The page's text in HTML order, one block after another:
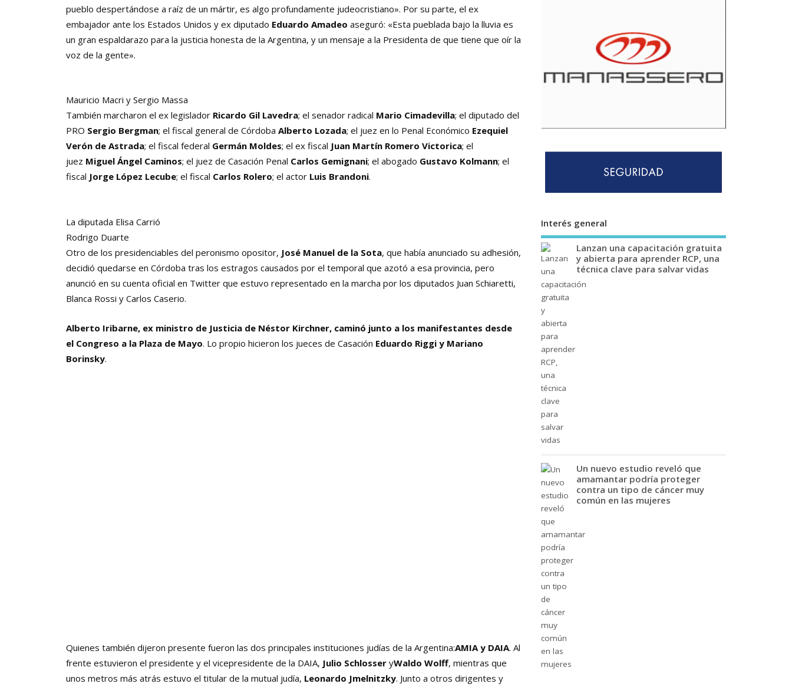
pueblo despertándose a raíz de un mártir, es algo profundamente judeocristiano». Por su parte, el ex
embajador ante los Estados Unidos y ex diputado Eduardo Amadeo aseguró: «Esta pueblada bajo la lluvia es
un gran espaldarazo para la justicia honesta de la Argentina, y un mensaje a la Presidenta de que tiene que oír la
voz de la gente».
Mauricio Macri y Sergio Massa
También marcharon el ex legislador Ricardo Gil Lavedra; el senador radical Mario Cimadevilla; el diputado del
PRO Sergio Bergman; el fiscal general de Córdoba Alberto Lozada; el juez en lo Penal Económico Ezequiel
Verón de Astrada; el fiscal federal Germán Moldes; el ex fiscal Juan Martín Romero Victorica; el
juez Miguel Ángel Caminos; el juez de Casación Penal Carlos Gemignani; el abogado Gustavo Kolmann; el
fiscal Jorge López Lecube; el fiscal Carlos Rolero; el actor Luis Brandoni.
La diputada Elisa Carrió
Rodrigo Duarte
Otro de los presidenciables del peronismo opositor, José Manuel de la Sota, que había anunciado su adhesión,
decidió quedarse en Córdoba tras los estragos causados por el temporal que azotó a esa provincia, pero
anunció en su cuenta oficial en Twitter que estuvo representado en la marcha por los diputados Juan Schiaretti,
Blanca Rossi y Carlos Caserio.
Alberto Iribarne, ex ministro de Justicia de Néstor Kirchner, caminó junto a los manifestantes desde
el Congreso a la Plaza de Mayo. Lo propio hicieron los jueces de Casación Eduardo Riggi y Mariano
Borinsky.
Quienes también dijeron presente fueron las dos principales instituciones judías de la Argentina:AMIA y DAIA. Al
frente estuvieron el presidente y el vicepresidente de la DAIA, Julio Schlosser yWaldo Wolff, mientras que
unos metros más atrás estuvo el titular de la mutual judía, Leonardo Jmelnitzky. Junto a otros dirigentes y
Interés general
Lanzan una capacitación gratuita
y abierta para aprender RCP, una
técnica clave para salvar vidas
Un nuevo estudio reveló que
amamantar podría proteger
contra un tipo de cáncer muy
común en las mujeres